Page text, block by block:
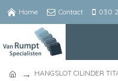
Home Contact 030
HANGSLOT CILINDER